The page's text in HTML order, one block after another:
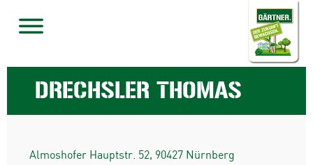
DRECHSLER THOMAS
Almoshofer Hauptstr. 52, 90427 Nürnberg